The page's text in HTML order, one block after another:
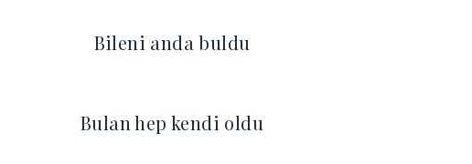
Bileni anda buldu
Bulan hep kendi oldu